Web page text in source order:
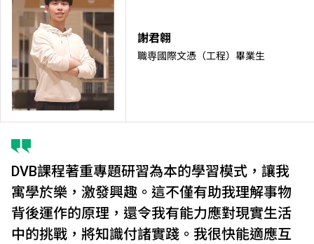
謝君翱
職専國際文憑（工程）畢業生
DVB課程著重專題研習為本的學習模式，讓我
寓學於樂，激發興趣。這不僅有助我理解事物
背後運作的原理，還令我有能力應對現實生活
中的挑戰，將知識付諸實踐。我很快能適應互